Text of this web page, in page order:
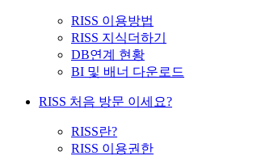
RISS 이용방법
RISS 지식더하기
DB연계 현황
BI 및 배너 다운로드
RISS 처음 방문 이세요?
RISS란?
RISS 이용권한